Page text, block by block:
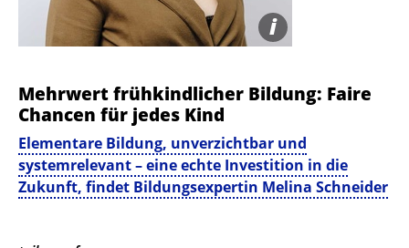
i
Mehrwert frühkindlicher Bildung: Faire
Chancen für jedes Kind
Elementare Bildung, unverzichtbar und
systemrelevant – eine echte Investition in die
Zukunft, findet Bildungsexpertin Melina Schneider